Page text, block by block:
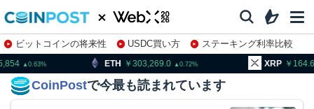
ビットコインの将来性 USDC買い方
ステーキング利率比較
株特集・関連銘柄
303,269.0 XRP 164.61
CoinPostで今最も読まれています